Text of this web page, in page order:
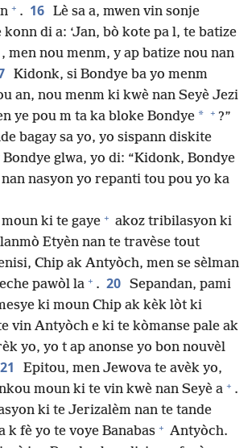
+ . 16 Lè sa a, mwen vin sonje
konn di a: ‘Jan, bò kote pa l, te batize
, men nou menm, y ap batize nou nan
Kidonk, si Bondye ba yo menm
an, nou menm ki kwè nan Seyè Jezi
ye pou m ta ka bloke Bondye * + ?”
bagay sa yo, yo sispann diskite
Bondye glwa, yo di: “Kidonk, Bondye
nasyon yo repanti tou pou yo ka
ki te gaye + akoz tribilasyon ki
Etyèn nan te travèse tout
Chip ak Antyòch, men se sèlman
pawòl la + . 20 Sepandan, pami
ki moun Chip ak kèk lòt ki
vin Antyòch e ki te kòmanse pale ak
yo, yo t ap anonse yo bon nouvèl
21
Epitou, men Jewova te avèk yo,
moun ki te vin kwè nan Seyè a + .
ki te Jerizalèm nan te tande
k fè yo te voye Banabas + Antyòch.